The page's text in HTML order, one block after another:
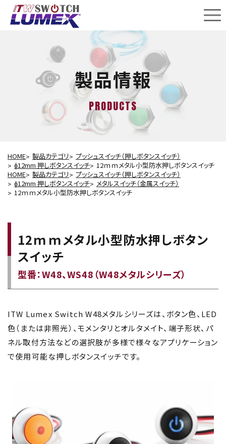
製品情報
PRODUCTS
HOME 製品カテゴリ
プッシュスイッチ（押しボタンスイッチ）
ɸ12mm 押しボタンスイッチ
12ｍｍメタル小型防水押しボタンスイッチ
HOME
製品カテゴリ
プッシュスイッチ（押しボタンスイッチ）
ɸ12mm 押しボタンスイッチ
メタルスイッチ（金属スイッチ）
12ｍｍメタル小型防水押しボタンスイッチ
12ｍｍメタル小型防水押しボタン
スイッチ
型番：W48、WS48（W48メタルシリーズ）
ITW Lumex Switch W48メタルシリーズは、ボタン色、LED
色（または非照光）、モメンタリとオルタメイト、端子形状、パ
ネル取付方法などの選択肢が多様で様々なアプリケーション
で使用可能な押しボタンスイッチです。